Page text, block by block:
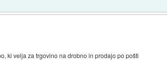
ki velja za trgovino na drobno in prodajo po pošti